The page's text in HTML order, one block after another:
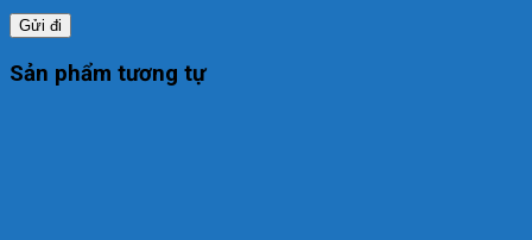
Sản phẩm tương tự